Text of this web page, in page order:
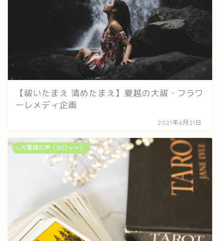
【祓いたまえ 清めたまえ】夏越の大祓・フラワ
ーレメディ企画
2021年6月21日
∟お客様の声（タロット）